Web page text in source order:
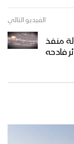
الفيديو التالي
منفذ
فادحه